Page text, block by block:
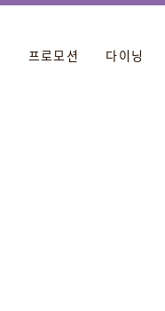
프로모션 다이닝